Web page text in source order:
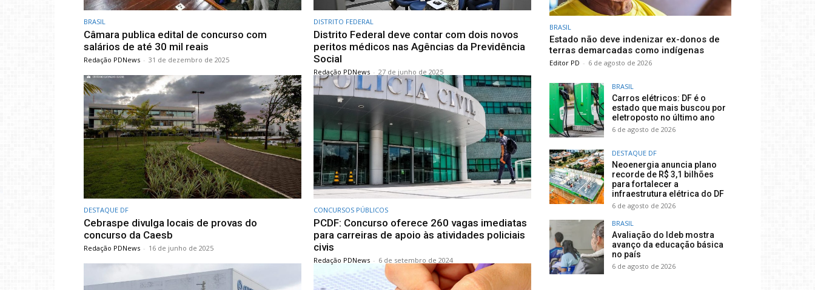
BRASIL
Câmara publica edital de concurso com
salários de até 30 mil reais
Redação PDNews - 31 de dezembro de 2025
DISTRITO FEDERAL
Distrito Federal deve contar com dois novos
peritos médicos nas Agências da Previdência
Social
Redação PDNews - 27 de junho de 2025
DESTAQUE DF
Cebraspe divulga locais de provas do
concurso da Caesb
Redação PDNews - 16 de junho de 2025
CONCURSOS PÚBLICOS
PCDF: Concurso oferece 260 vagas imediatas
para carreiras de apoio às atividades policiais
civis
Redação PDNews - 6 de setembro de 2024
BRASIL
Estado não deve indenizar ex-donos de
terras demarcadas como indígenas
Editor PD - 6 de agosto de 2026
BRASIL
Carros elétricos: DF é o
estado que mais buscou por
eletroposto no último ano
6 de agosto de 2026
DESTAQUE DF
Neoenergia anuncia plano
recorde de R$ 3,1 bilhões
para fortalecer a
infraestrutura elétrica do DF
6 de agosto de 2026
BRASIL
Avaliação do Ideb mostra
avanço da educação básica
no país
6 de agosto de 2026